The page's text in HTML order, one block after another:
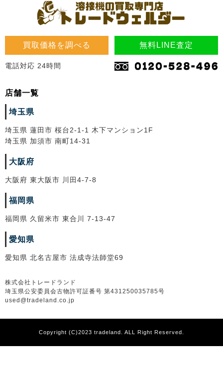
買取価格を調べる 無料LINE査定
電話対応 24時間
店舗一覧
埼玉県
埼玉県 蓮田市 桜台2-1-1 木下マンション1F
埼玉県 加須市 南町14-31
大阪府
大阪府 東大阪市 川田4-7-8
福岡県
福岡県 久留米市 東合川 7-13-47
愛知県
愛知県 北名古屋市 法成寺法師堂69
株式会社トレードランド
埼玉県公安委員会古物許可証番号 第431250035785号
used@tradeland.co.jp
Copyright (C)2023 tradeland. ALL Right Reserved.